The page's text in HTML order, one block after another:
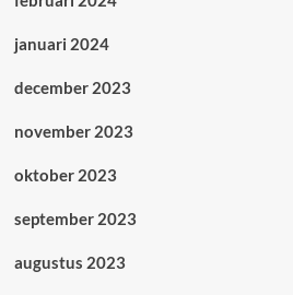
januari 2024
december 2023
november 2023
oktober 2023
september 2023
augustus 2023